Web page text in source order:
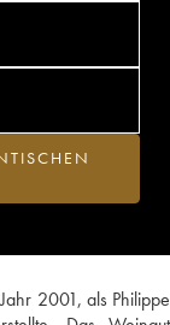
2001, als Philippe